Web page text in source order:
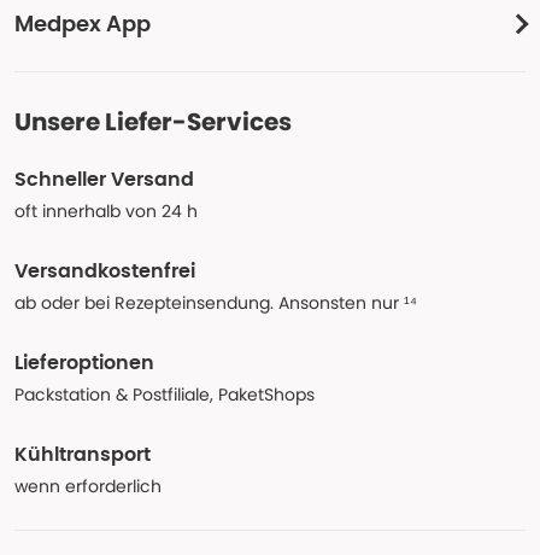
Medpex App
Unsere Liefer-Services
Schneller Versand
oft innerhalb von 24 h
Versandkostenfrei
ab oder bei Rezepteinsendung. Ansonsten nur ¹⁴
Lieferoptionen
Packstation & Postfiliale, PaketShops
Kühltransport
wenn erforderlich